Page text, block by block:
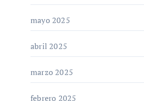
mayo 2025
abril 2025
marzo 2025
febrero 2025